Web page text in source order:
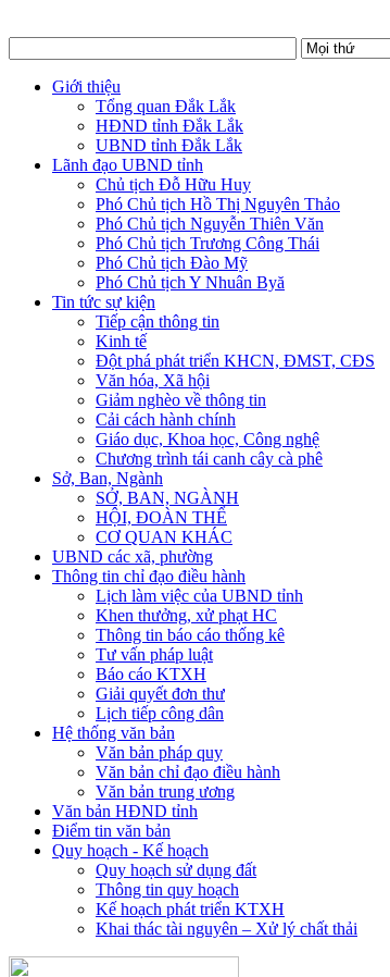
Giới thiệu
Tổng quan Đắk Lắk
HĐND tỉnh Đắk Lắk
UBND tỉnh Đắk Lắk
Lãnh đạo UBND tỉnh
Chủ tịch Đỗ Hữu Huy
Phó Chủ tịch Hồ Thị Nguyên Thảo
Phó Chủ tịch Nguyễn Thiên Văn
Phó Chủ tịch Trương Công Thái
Phó Chủ tịch Đào Mỹ
Phó Chủ tịch Y Nhuân Byă
Tin tức sự kiện
Tiếp cận thông tin
Kinh tế
Đột phá phát triển KHCN, ĐMST, CĐS
Văn hóa, Xã hội
Giảm nghèo về thông tin
Cải cách hành chính
Giáo dục, Khoa học, Công nghệ
Chương trình tái canh cây cà phê
Sở, Ban, Ngành
SỞ, BAN, NGÀNH
HỘI, ĐOÀN THỂ
CƠ QUAN KHÁC
UBND các xã, phường
Thông tin chỉ đạo điều hành
Lịch làm việc của UBND tỉnh
Khen thưởng, xử phạt HC
Thông tin báo cáo thống kê
Tư vấn pháp luật
Báo cáo KTXH
Giải quyết đơn thư
Lịch tiếp công dân
Hệ thống văn bản
Văn bản pháp quy
Văn bản chỉ đạo điều hành
Văn bản trung ương
Văn bản HĐND tỉnh
Điểm tin văn bản
Quy hoạch - Kế hoạch
Quy hoạch sử dụng đất
Thông tin quy hoạch
Kế hoạch phát triển KTXH
Khai thác tài nguyên – Xử lý chất thải